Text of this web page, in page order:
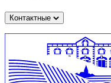
Контактные